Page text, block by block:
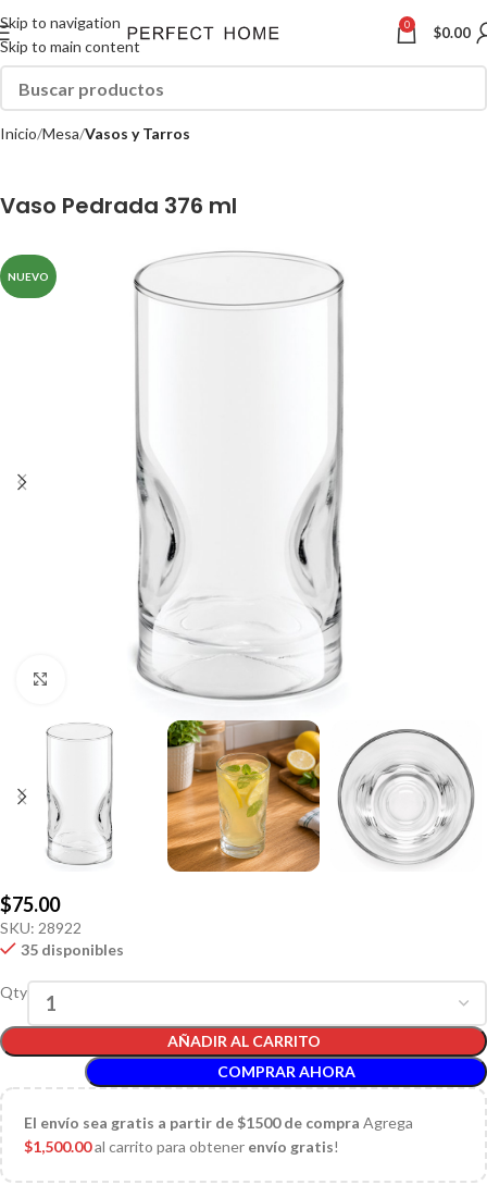
Skip to navigation
Skip to main content
0 $0.00
Inicio Mesa Vasos y Tarros
Vaso Pedrada 376 ml
NUEVO
Click to enlarge
$75.00
SKU: 28922
35 disponibles
Qty
AÑADIR AL CARRITO
COMPRAR AHORA
El envío sea gratis a partir de $1500 de compra Agrega
$1,500.00al carrito para obtener envío gratis!